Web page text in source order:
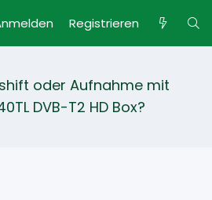
Registrieren
oder Aufnahme mit
DVB-T2 HD Box?